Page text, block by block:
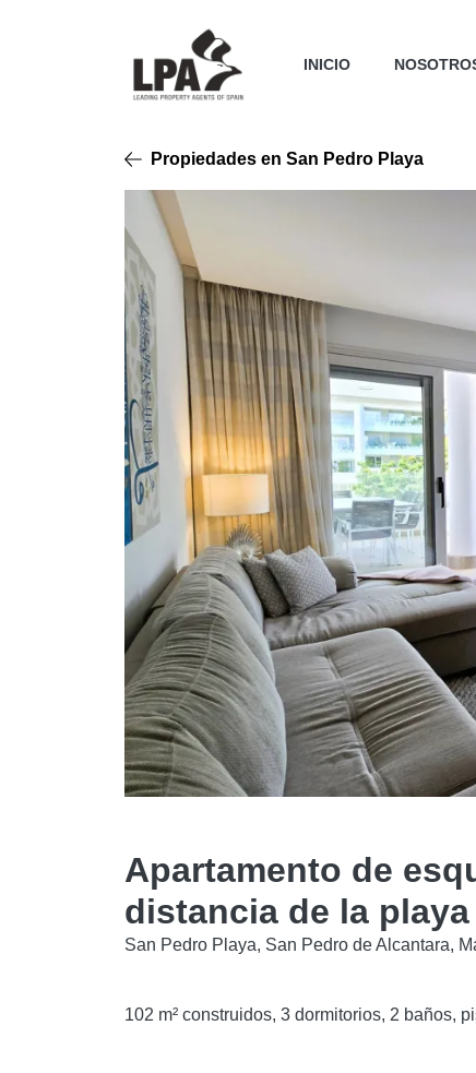
INICIO
Propiedades en San Pedro Playa
Apartamento de
distancia de la
San Pedro Playa, San Pedro de Alcantara,
102 m² construidos, 3 dormitorios, 2 baños,